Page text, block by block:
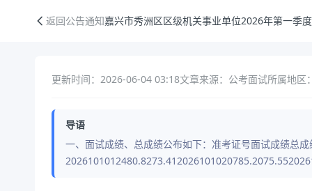
返回公告通知嘉兴市秀洲区区级机关事业单位2026年第一季
更新时间：2026-06-04 03:18文章来源：公考面试所属地区
导语
一、面试成绩、总成绩公布如下：准考证号面试成绩总成